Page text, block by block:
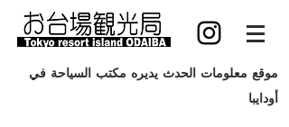
موقع معلومات الحدث يديره مكتب السياحة في
أودايبا